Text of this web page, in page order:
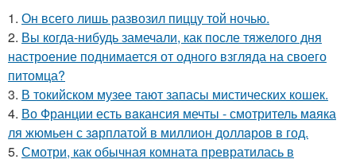
1. Он всего лишь развозил пиццу той ночью.
2. Вы когда-нибудь замечали, как после тяжелого дня
настроение поднимается от одного взгляда на своего
питомца?
3. В токийском музее тают запасы мистических кошек.
4. Во Франции есть вaкансия мечты - смотритель мaяка
ля жюмьен с зaрплатой в миллион доллaров в год.
5. Смотри, как обычная комната превратилась в